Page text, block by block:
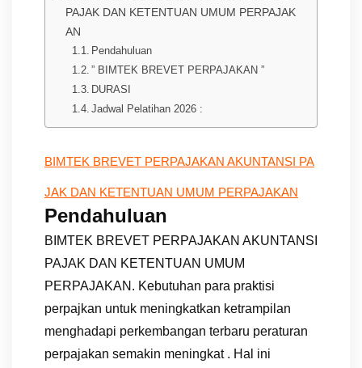
PAJAK DAN KETENTUAN UMUM PERPAJAK
AN
Pendahuluan
” BIMTEK BREVET PERPAJAKAN ”
DURASI
Jadwal Pelatihan 2026 :
BIMTEK BREVET PERPAJAKAN AKUNTANSI PA
JAK DAN KETENTUAN UMUM PERPAJAKAN
Pendahuluan
BIMTEK BREVET PERPAJAKAN AKUNTANSI
PAJAK DAN KETENTUAN UMUM
PERPAJAKAN. Kebutuhan para praktisi
perpajkan untuk meningkatkan ketrampilan
menghadapi perkembangan terbaru peraturan
perpajakan semakin meningkat . Hal ini